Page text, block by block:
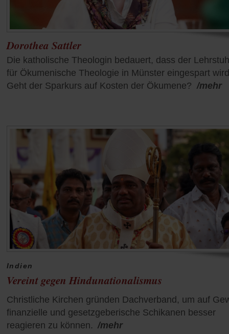
Dorothea Sattler
Die katholische Theologin bedauert, dass der
für Ökumenische Theologie in Münster eingespart
Geht der Sparkurs auf Kosten der Ökumene? /mehr
Indien
Vereint gegen Hindunationalismus
Christliche Kirchen gründen Dachverband, um auf
finanzielle und gesetzgeberische Schikanen besser
reagieren zu können. /mehr